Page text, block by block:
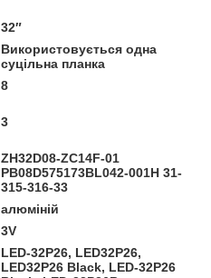
32″
Використовується одна
суцільна планка
8
3
ZH32D08-ZC14F-01
PB08D575173BL042-001H 31-
315-316-33
алюміній
3V
LED-32P26, LED32P26,
LED32P26 Black, LED-32P26